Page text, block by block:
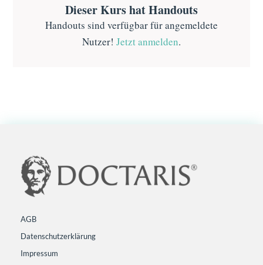
Dieser Kurs hat Handouts
Handouts sind verfügbar für angemeldete
Nutzer! Jetzt anmelden.
AGB
Datenschutzerklärung
Impressum